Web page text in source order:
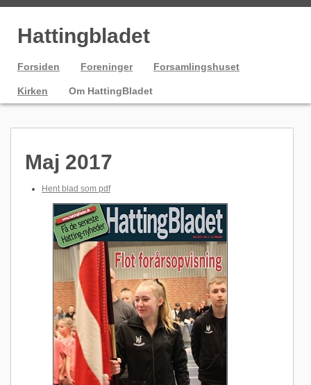
Hattingbladet
Forsiden Foreninger Forsamlingshuset
Kirken Om HattingBladet
Maj 2017
Hent blad som pdf